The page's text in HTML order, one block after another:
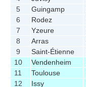
5
Guingamp
6
Rodez
7
Yzeure
8
Arras
9
Saint-Étienne
10
Vendenheim
11
Toulouse
12
Issy